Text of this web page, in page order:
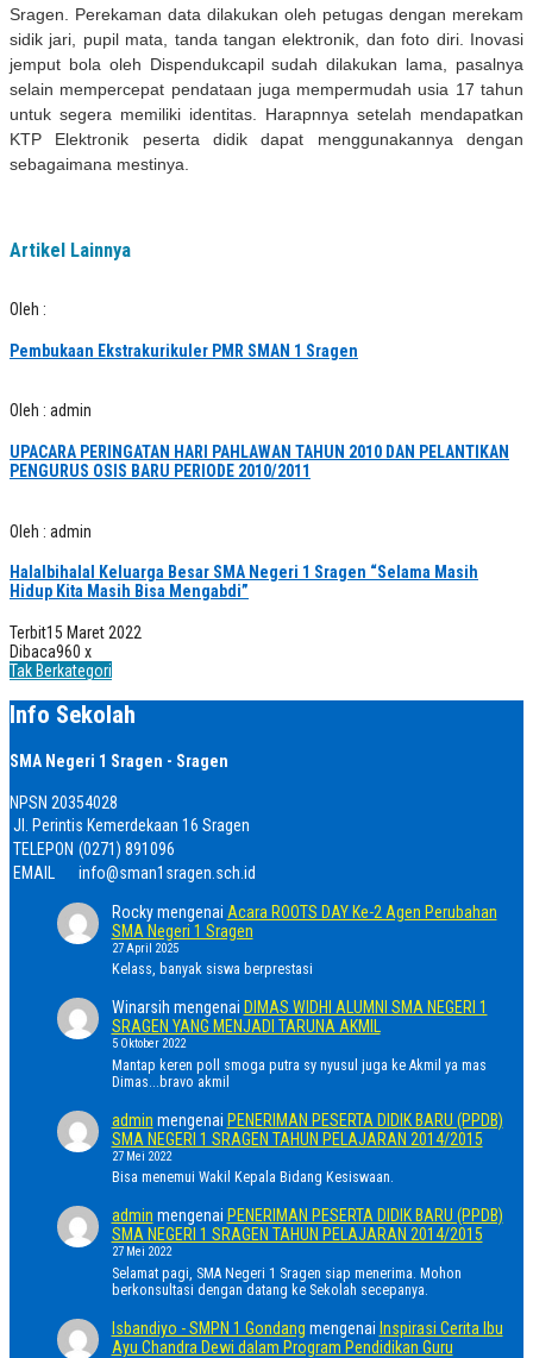
Sragen. Perekaman data dilakukan oleh petugas dengan merekam
sidik jari, pupil mata, tanda tangan elektronik, dan foto diri. Inovasi
jemput bola oleh Dispendukcapil sudah dilakukan lama, pasalnya
selain mempercepat pendataan juga mempermudah usia 17 tahun
untuk segera memiliki identitas. Harapnnya setelah mendapatkan
KTP Elektronik peserta didik dapat menggunakannya dengan
sebagaimana mestinya.
Artikel Lainnya
Oleh :
Pembukaan Ekstrakurikuler PMR SMAN 1 Sragen
Oleh : admin
UPACARA PERINGATAN HARI PAHLAWAN TAHUN 2010 DAN PELANTIKAN
PENGURUS OSIS BARU PERIODE 2010/2011
Oleh : admin
Halalbihalal Keluarga Besar SMA Negeri 1 Sragen “Selama Masih
Hidup Kita Masih Bisa Mengabdi”
Terbit15 Maret 2022
Dibaca960 x
Tak Berkategori
Info Sekolah
SMA Negeri 1 Sragen - Sragen
NPSN 20354028
Jl. Perintis Kemerdekaan 16 Sragen
TELEPON (0271) 891096
EMAIL
info@sman1sragen.sch.id
Rockymengenai Acara ROOTS DAY Ke-2 Agen Perubahan
SMA Negeri 1 Sragen
27 April 2025
Kelass, banyak siswa berprestasi
Winarsih mengenai DIMAS WIDHI ALUMNI SMA NEGERI 1
SRAGEN YANG MENJADI TARUNA AKMIL
5 Oktober 2022
Mantap keren poll smoga putra sy nyusul juga ke Akmil ya mas
Dimas...bravo akmil
admin mengenai PENERIMAN PESERTA DIDIK BARU (PPDB)
SMA NEGERI 1 SRAGEN TAHUN PELAJARAN 2014/2015
27 Mei 2022
Bisa menemui Wakil Kepala Bidang Kesiswaan.
admin mengenai PENERIMAN PESERTA DIDIK BARU (PPDB)
SMA NEGERI 1 SRAGEN TAHUN PELAJARAN 2014/2015
27 Mei 2022
Selamat pagi, SMA Negeri 1 Sragen siap menerima. Mohon
berkonsultasi dengan datang ke Sekolah secepanya.
Isbandiyo - SMPN 1 Gondang mengenai Inspirasi Cerita Ibu
Ayu Chandra Dewi dalam Program Pendidikan Guru